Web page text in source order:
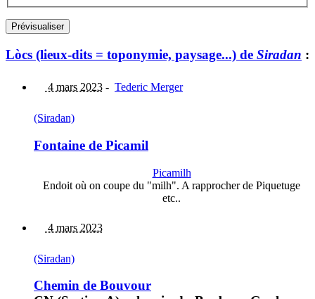
Lòcs (lieux-dits = toponymie, paysage...) de Siradan :
4 mars 2023 - Tederic Merger
(Siradan)
Fontaine de Picamil
Picamilh
Endoit où on coupe du "milh". A rapprocher de Piquetuge
etc..
4 mars 2023
(Siradan)
Chemin de Bouvour